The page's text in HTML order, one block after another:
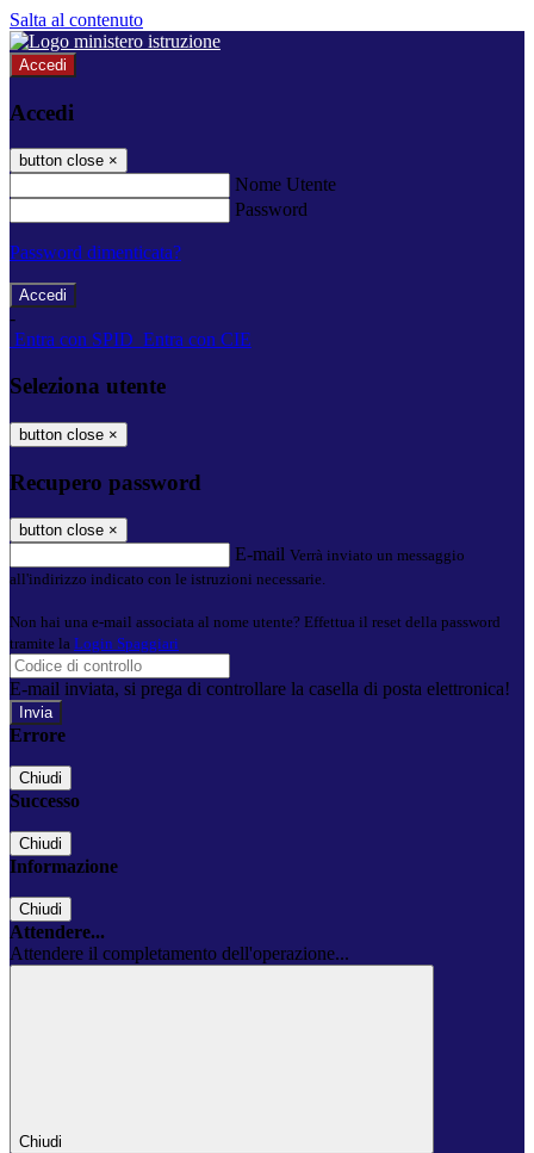
Salta al contenuto
Accedi
Accedi
button close ×
Nome Utente
Password
Password dimenticata?
-
Entra con SPID Entra con CIE
Seleziona utente
button close ×
Recupero password
button close ×
E-mail Verrà inviato un messaggio
all'indirizzo indicato con le istruzioni necessarie.
Non hai una e-mail associata al nome utente? Effettua il reset della password
tramite la Login Spaggiari
E-mail inviata, si prega di controllare la casella di posta elettronica!
Errore
Chiudi
Successo
Chiudi
Informazione
Chiudi
Attendere...
Attendere il completamento dell'operazione...
Chiudi